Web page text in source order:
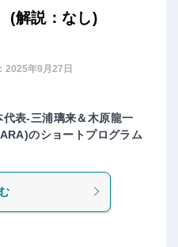
解説：なし)
2025年9月27日
表-三浦璃来＆木原龍一
のショートプログラム